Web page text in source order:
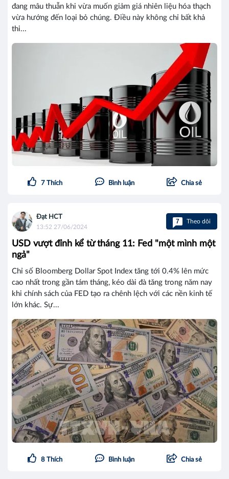
đang mâu thuẫn khi vừa muốn giảm giá nhiên liệu hóa thạch
vừa hướng đến loại bỏ chúng. Điều này không chỉ bất khả
thi...
7 Thích Bình luận Chia sẻ
Đạt HCT
13:52 27/06/2024
7 Theo dõi
USD vượt đỉnh kể từ tháng 11: Fed "một mình một
ngả"
Chỉ số Bloomberg Dollar Spot Index tăng tới 0.4% lên mức
cao nhất trong gần tám tháng, kéo dài đà tăng trong năm nay
khi chính sách của FED tạo ra chênh lệch với các nền kinh tế
lớn khác. Sự...
8 Thích Bình luận Chia sẻ